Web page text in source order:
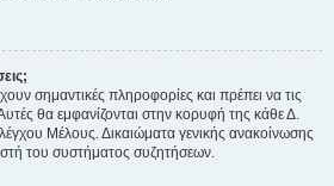
σημαντικές πληροφορίες και πρέπει να τις
Αυτές θα εμφανίζονται στην κορυφή της κάθε Δ.
Μέλους. Δικαιώματα γενικής ανακοίνωσης
του συστήματος συζητήσεων.